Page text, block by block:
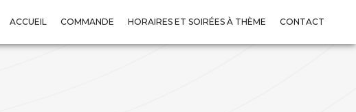
ACCUEIL COMMANDE HORAIRES ET SOIRÉES À THÈME CONTACT